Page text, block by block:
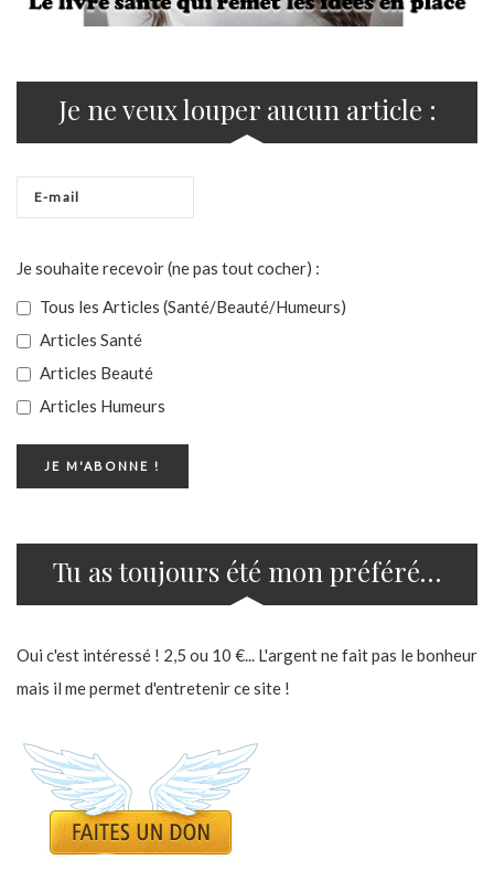
Je ne veux louper aucun article :
Je souhaite recevoir (ne pas tout cocher) :
Tous les Articles (Santé/Beauté/Humeurs)
Articles Santé
Articles Beauté
Articles Humeurs
Tu as toujours été mon préféré…
Oui c'est intéressé ! 2,5 ou 10 €... L'argent ne fait pas le bonheur
mais il me permet d'entretenir ce site !